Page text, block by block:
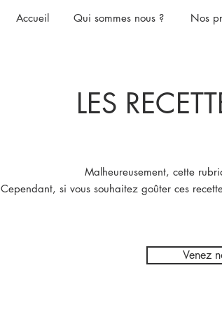
Qui sommes nous ?
Accueil Nos
LES
Malheureusement, cette
Cependant, si vous souhaitez goûter ces
Venez